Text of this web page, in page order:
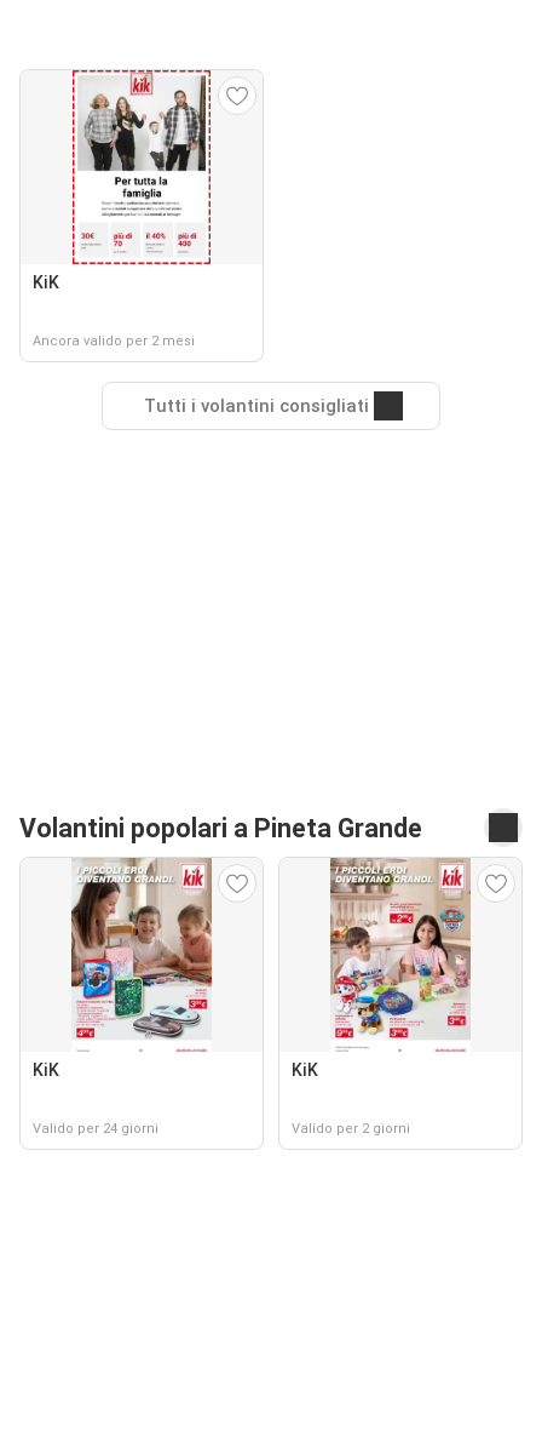
KiK
Ancora valido per 2 mesi
Tutti i volantini consigliati
Volantini popolari a Pineta Grande
KiK
Valido per 24 giorni
KiK
Valido per 2 giorni